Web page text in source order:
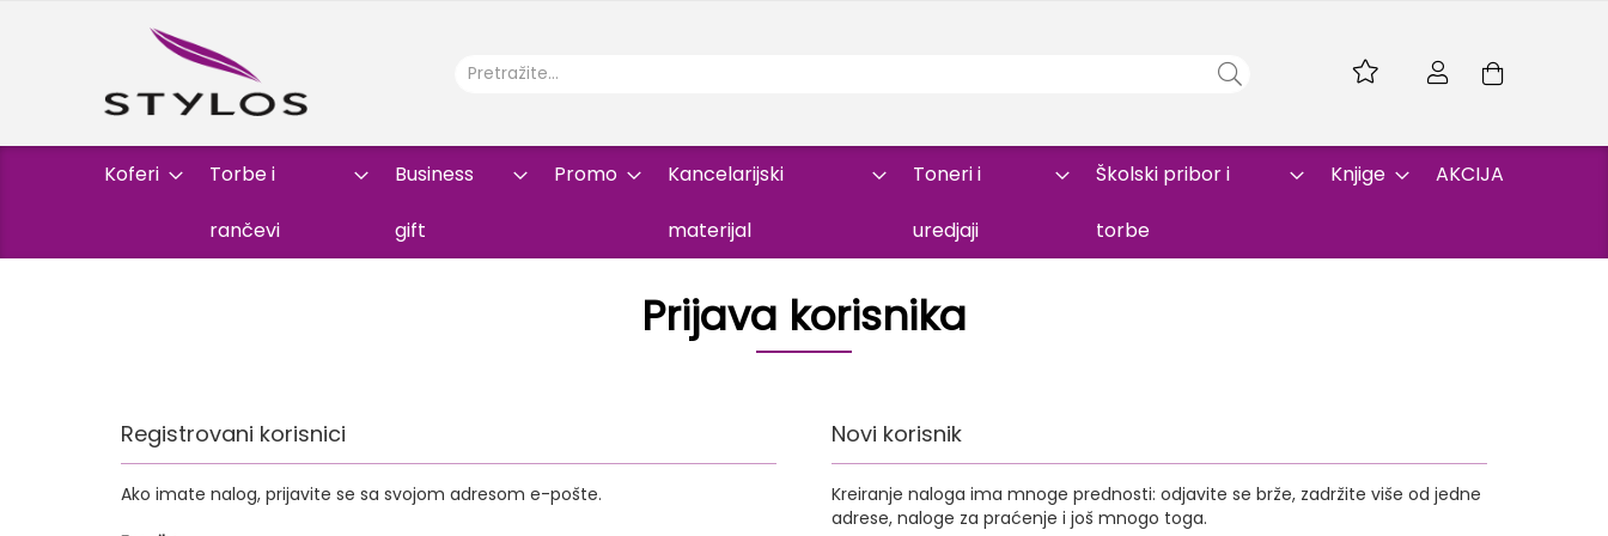
Skip
Koferi Torbe i
rančevi
Business
gift
Promo Kancelarijski
materijal
Toneri i
uredjaji
Školski pribor i
torbe
Knjige AKCIJA
Prijava korisnika
Registrovani korisnici
Ako imate nalog, prijavite se sa svojom adresom e-pošte.
Novi korisnik
Kreiranje naloga ima mnoge prednosti: odjavite se brže, zadržite više od jedne
adrese, naloge za praćenje i još mnogo toga.